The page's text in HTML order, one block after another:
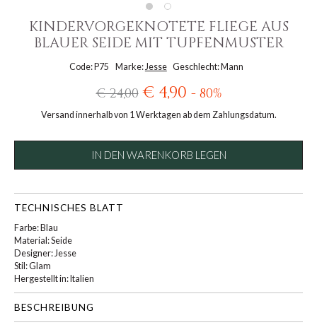
KINDERVORGEKNOTETE FLIEGE AUS
BLAUER SEIDE MIT TUPFENMUSTER
Code: P75 Marke:Jesse Geschlecht: Mann
€ 24,00 € 4,90 - 80%
Versand innerhalb von 1 Werktagen ab dem Zahlungsdatum.
IN DEN WARENKORB LEGEN
TECHNISCHES BLATT
Farbe: Blau
Material: Seide
Designer: Jesse
Stil: Glam
Hergestellt in: Italien
BESCHREIBUNG